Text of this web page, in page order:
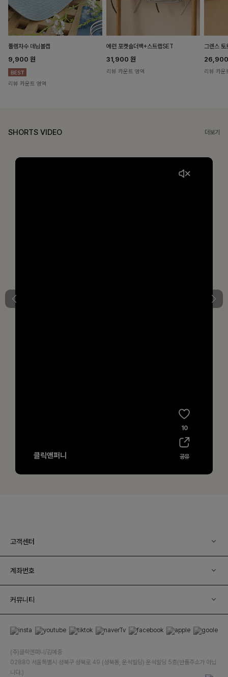
풀렘자수 데님볼캡
9,900 원
리뷰 카운트 영역
에런 포켓숄더백+스트랩SET
31,900 원
리뷰 카운트 영역
그렌스
리뷰 카운
SHORTS VIDEO 더보기
고객센터
계좌번호
커뮤니티
(주)클릭앤퍼니/김예중
02880 서울특별시 성북구 성북로 49 (성북동, 운석빌딩) 운석빌딩 5층(반품주소가 아닙
니다.)